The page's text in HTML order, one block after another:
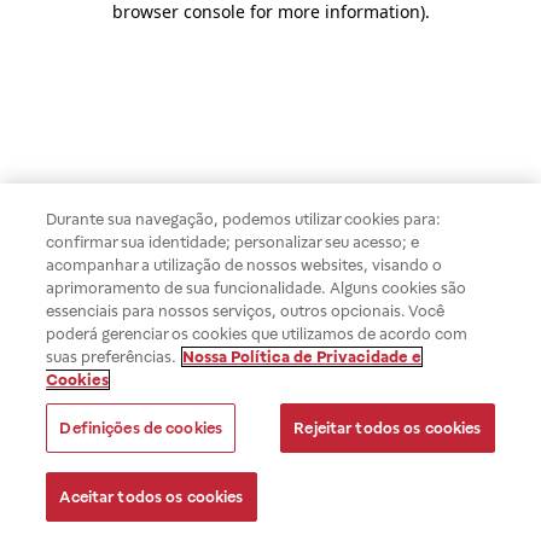
browser console for more information).
Durante sua navegação, podemos utilizar cookies para:
confirmar sua identidade; personalizar seu acesso; e
acompanhar a utilização de nossos websites, visando o
aprimoramento de sua funcionalidade. Alguns cookies são
essenciais para nossos serviços, outros opcionais. Você
poderá gerenciar os cookies que utilizamos de acordo com
suas preferências. Nossa Política de Privacidade e
Cookies
Definições de cookies Rejeitar todos os cookies
Aceitar todos os cookies